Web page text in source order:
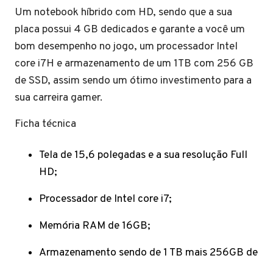
Um notebook híbrido com HD, sendo que a sua
placa possui 4 GB dedicados e garante a você um
bom desempenho no jogo, um processador Intel
core i7H e armazenamento de um 1TB com 256 GB
de SSD, assim sendo um ótimo investimento para a
sua carreira gamer.
Ficha técnica
Tela de 15,6 polegadas e a sua resolução Full
HD;
Processador de Intel core i7;
Memória RAM de 16GB;
Armazenamento sendo de 1 TB mais 256GB de